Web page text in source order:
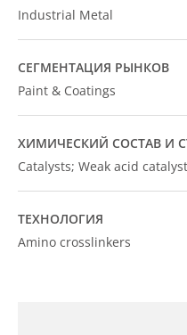
Industrial Metal
СЕГМЕНТАЦИЯ РЫНКОВ
Paint & Coatings
ХИМИЧЕСКИЙ СОСТАВ И
Catalysts; Weak acid catalyst
ТЕХНОЛОГИЯ
Amino crosslinkers